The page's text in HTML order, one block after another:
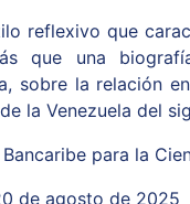
reflexivo que
que una
sobre la relación
la Venezuela del
Bancaribe para la
de agosto de 2025